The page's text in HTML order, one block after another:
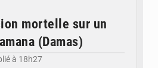
mortelle sur un
(Damas)
à 18h27